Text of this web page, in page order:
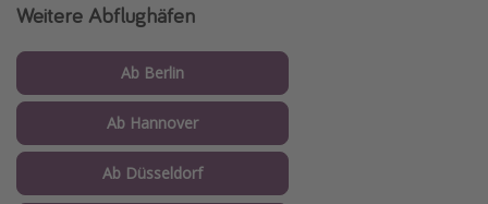
Weitere Abflughäfen
Ab Berlin
Ab Hannover
Ab Düsseldorf